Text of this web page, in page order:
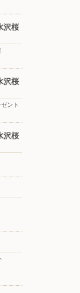
沢桜
沢桜
ント
沢桜